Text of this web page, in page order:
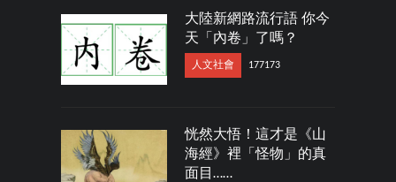
大陸新網路流行語 你今
天「內卷」了嗎？
人文社會 177173
恍然大悟！這才是《山
海經》裡「怪物」的真
面目……